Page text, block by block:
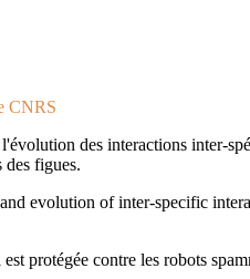
CNRS
des interactions inter-
des figues.
evolution of inter-specific
est protégée contre les robots